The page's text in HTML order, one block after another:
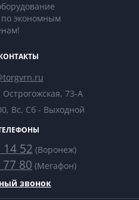
экономным
73-А
Вс, Сб - Выходной
14 52 (Воронеж)
80 (Мегафон)
звонок